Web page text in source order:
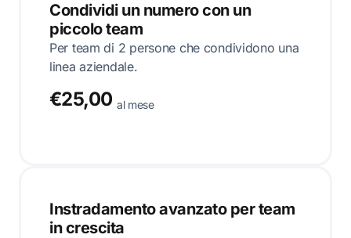
Condividi un numero con un
piccolo team
Per team di 2 persone che condividono una
linea aziendale.
€25,00 al mese
Instradamento avanzato per team
in crescita